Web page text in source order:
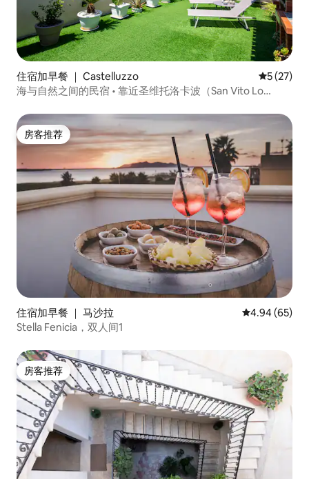
住宿加早餐 ｜ Castelluzzo 平均评分
5 (27)
海与自然之间的民宿 • 靠近圣维托洛卡波（San Vito Lo
房客推荐
房客推荐
住宿加早餐 ｜ 马沙拉 平均评分 4.94
4.94 (65)
Stella Fenicia，双人间1
房客推荐
房客推荐